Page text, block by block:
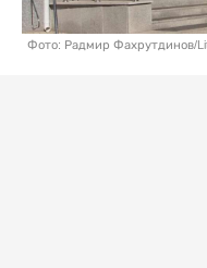
Фото: Радмир Фахрутдинов/